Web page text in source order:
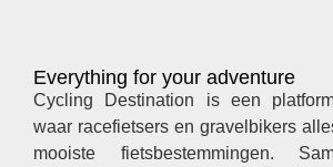
Everything for your adventure
Cycling Destination is een
waar racefietsers en gravelbikers
mooiste fietsbestemmingen.